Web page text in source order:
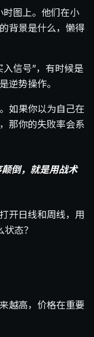
时图上。他们在小
背景是什么，懒得
信号”，有时候是
逆势操作。
如果你以为自己在
那你的失败率会系
倒，就是用战术
开日线和周线，用
态？
越高，价格在重要